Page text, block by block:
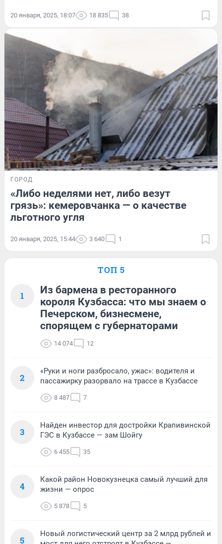
20 января, 2025, 18:07 18 835 38
ГОРОД
«Либо неделями нет, либо везут
грязь»: кемеровчанка — о качестве
льготного угля
20 января, 2025, 15:44 3 640 1
ТОП 5
1
Из бармена в ресторанного
короля Кузбасса: что мы знаем о
Печерском, бизнесмене,
спорящем с губернаторами
14 074 12
2
«Руки и ноги разбросало, ужас»: водителя и
пассажирку разорвало на трассе в Кузбассе
8 487 7
3
Найден инвестор для достройки Крапивинской
ГЭС в Кузбассе — зам Шойгу
6 455 35
4
Какой район Новокузнецка самый лучший для
жизни — опрос
5 878 5
5
Новый логистический центр за 2 млрд рублей и